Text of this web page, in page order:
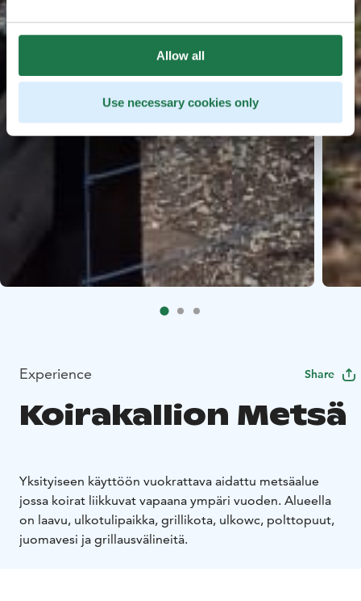
Allow all
Use necessary cookies only
Experience Share
Koirakallion Metsä
Yksityiseen käyttöön vuokrattava aidattu metsäalue
jossa koirat liikkuvat vapaana ympäri vuoden. Alueella
on laavu, ulkotulipaikka, grillikota, ulkowc, polttopuut,
juomavesi ja grillausvälineitä.